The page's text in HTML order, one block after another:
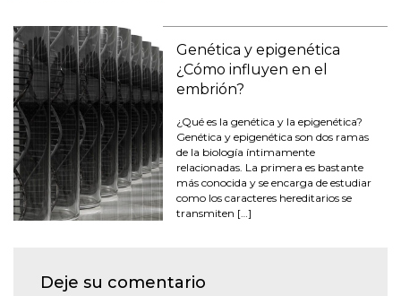
Genética y epigenética
¿Cómo influyen en el
embrión?
¿Qué es la genética y la epigenética?
Genética y epigenética son dos ramas
de la biología íntimamente
relacionadas. La primera es bastante
más conocida y se encarga de estudiar
como los caracteres hereditarios se
transmiten […]
Deje su comentario